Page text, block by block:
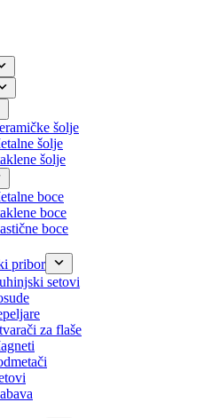
šolje
šolje
šolje
boce
boce
boce
pribor
setovi
za flaše